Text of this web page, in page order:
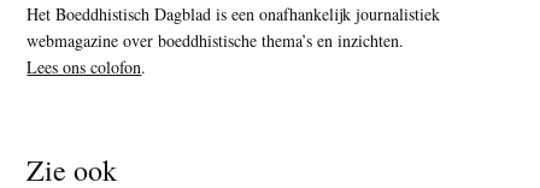
Het Boeddhistisch Dagblad is een onafhankelijk journalistiek
webmagazine over boeddhistische thema’s en inzichten.
Lees ons colofon.
Zie ook